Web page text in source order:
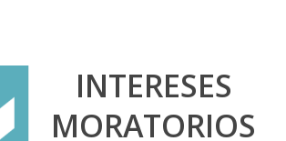
INTERESES
MORATORIOS